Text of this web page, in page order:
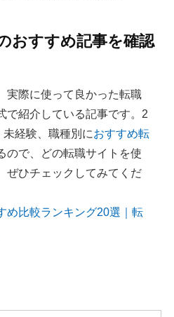
おすすめ記事を確認
実際に使って良かった転職
で紹介している記事です。2
経験、職種別におすすめ転
ので、どの転職サイトを使
ぜひチェックしてみてくだ
め比較ランキング20選｜転